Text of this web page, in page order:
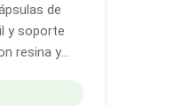
de
y soporte
resina y